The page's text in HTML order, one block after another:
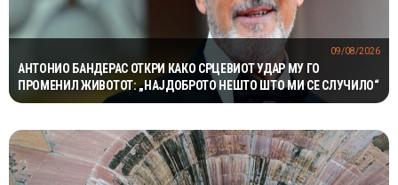
АНТОНИО БАНДЕРАС ОТКРИ КАКО СРЦЕВИОТ УДАР МУ ГО
ПРОМЕНИЛ ЖИВОТОТ: „НАЈДОБРОТО НЕШТО ШТО МИ СЕ СЛУЧИЛО“
09/08/2026